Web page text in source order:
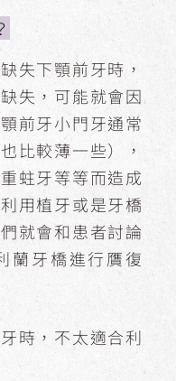
失下顎前牙時，
失，可能就會因
前牙小門牙通常
比較薄一些），
蛀牙等等而造成
用植牙或是牙橋
就會和患者討論
蘭牙橋進行贋復
時，不太適合利